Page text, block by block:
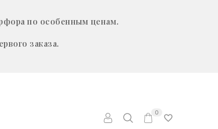
по особенным ценам.
заказа.
0